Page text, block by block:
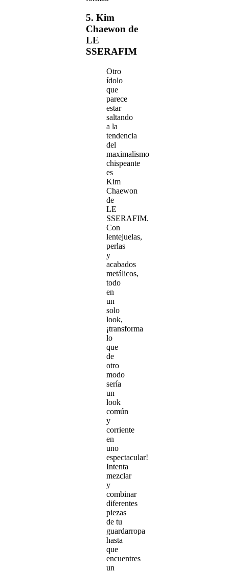
5. Kim
Chaewon de
LE
SSERAFIM
Otro
ídolo
que
parece
estar
saltando
a la
tendencia
del
maximalismo
chispeante
es
Kim
Chaewon
de
LE
SSERAFIM.
Con
lentejuelas,
perlas
y
acabados
metálicos,
todo
en
un
solo
look,
¡transforma
lo
que
de
otro
modo
sería
un
look
común
y
corriente
en
uno
espectacular!
Intenta
mezclar
y
combinar
diferentes
piezas
de tu
guardarropa
hasta
que
encuentres
un